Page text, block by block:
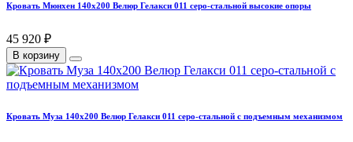
Кровать Мюнхен 140х200 Велюр Гелакси 011 серо-стальной высокие опоры
45 920 ₽
В корзину
Кровать Муза 140х200 Велюр Гелакси 011 серо-стальной с подъемным механизмом